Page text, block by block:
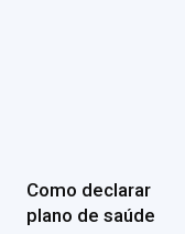
Como declarar
plano de saúde